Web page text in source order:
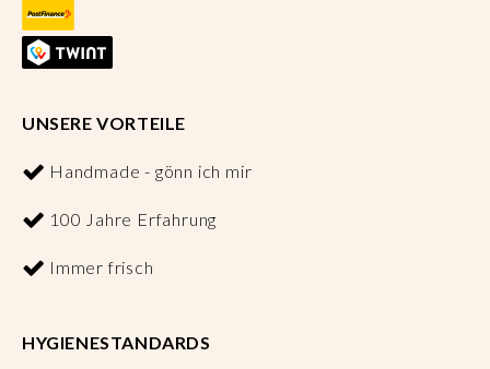
UNSERE VORTEILE
Handmade - gönn ich mir
100 Jahre Erfahrung
Immer frisch
HYGIENESTANDARDS